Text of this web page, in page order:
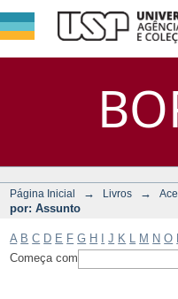
DSpace/
Página Inicial → Livros →
por: Assunto
A B C D E F G H J K M N O
Começa com